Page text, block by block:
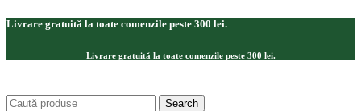
Livrare gratuită la toate comenzile peste 300 lei.
Livrare gratuită la toate comenzile peste 300 lei.
Search